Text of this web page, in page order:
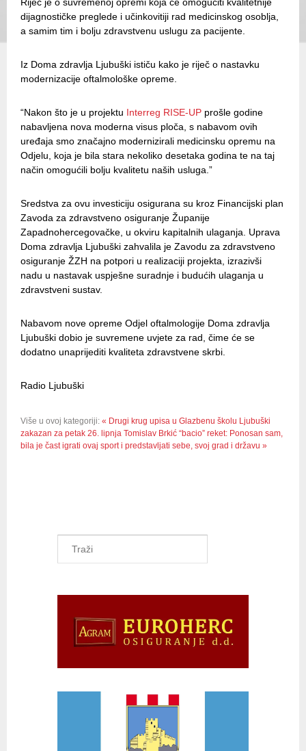
dijagnostičke preglede i učinkovitiji rad medicinskog osoblja,
a samim tim i bolju zdravstvenu uslugu za pacijente.
Iz Doma zdravlja Ljubuški ističu kako je riječ o nastavku
modernizacije oftalmološke opreme.
“Nakon što je u projektu Interreg RISE-UP prošle godine
nabavljena nova moderna visus ploča, s nabavom ovih
uređaja smo značajno modernizirali medicinsku opremu na
Odjelu, koja je bila stara nekoliko desetaka godina te na taj
način omogućili bolju kvalitetu naših usluga.”
Sredstva za ovu investiciju osigurana su kroz Financijski plan
Zavoda za zdravstveno osiguranje Županije
Zapadnohercegovačke, u okviru kapitalnih ulaganja. Uprava
Doma zdravlja Ljubuški zahvalila je Zavodu za zdravstveno
osiguranje ŽZH na potpori u realizaciji projekta, izrazivši
nadu u nastavak uspješne suradnje i budućih ulaganja u
zdravstveni sustav.
Nabavom nove opreme Odjel oftalmologije Doma zdravlja
Ljubuški dobio je suvremene uvjete za rad, čime će se
dodatno unaprijediti kvaliteta zdravstvene skrbi.
Radio Ljubuški
Više u ovoj kategoriji: « Drugi krug upisa u Glazbenu školu Ljubuški
zakazan za petak 26. lipnja Tomislav Brkić “bacio” reket: Ponosan sam,
bila je čast igrati ovaj sport i predstavljati sebe, svoj grad i državu »